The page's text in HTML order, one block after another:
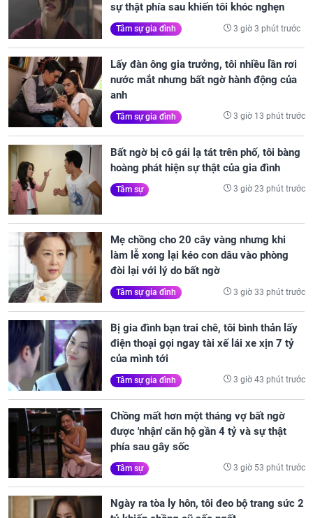
sự thật phía sau khiến tôi khóc nghẹn
Tâm sự gia đình 3 giờ 3 phút trước
Lấy đàn ông gia trưởng, tôi nhiều lần rơi
nước mắt nhưng bất ngờ hành động của
anh
Tâm sự gia đình 3 giờ 13 phút trước
Bất ngờ bị cô gái lạ tát trên phố, tôi bàng
hoàng phát hiện sự thật của gia đình
Tâm sự 3 giờ 23 phút trước
Mẹ chồng cho 20 cây vàng nhưng khi
làm lễ xong lại kéo con dâu vào phòng
đòi lại với lý do bất ngờ
Tâm sự gia đình 3 giờ 33 phút trước
Bị gia đình bạn trai chê, tôi bình thản lấy
điện thoại gọi ngay tài xế lái xe xịn 7 tỷ
của mình tới
Tâm sự gia đình 3 giờ 43 phút trước
Chồng mất hơn một tháng vợ bất ngờ
được 'nhận' căn hộ gần 4 tỷ và sự thật
phía sau gây sốc
Tâm sự 3 giờ 53 phút trước
Ngày ra tòa ly hôn, tôi đeo bộ trang sức 2